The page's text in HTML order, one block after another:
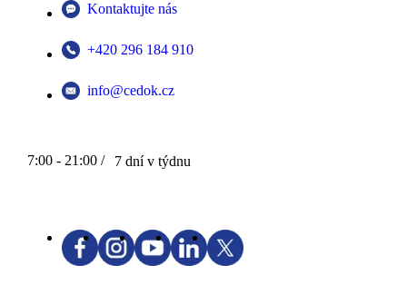
Kontaktujte nás
+420 296 184 910
info@cedok.cz
7:00 - 21:00 / 7 dní v týdnu